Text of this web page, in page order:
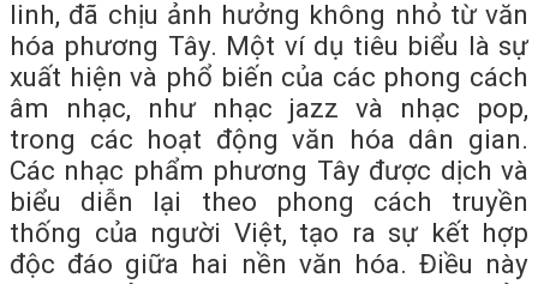
linh, đã chịu ảnh hưởng không nhỏ từ văn
hóa phương Tây. Một ví dụ tiêu biểu là sự
xuất hiện và phổ biến của các phong cách
âm nhạc, như nhạc jazz và nhạc pop,
trong các hoạt động văn hóa dân gian.
Các nhạc phẩm phương Tây được dịch và
biểu diễn lại theo phong cách truyền
thống của người Việt, tạo ra sự kết hợp
độc đáo giữa hai nền văn hóa. Điều này